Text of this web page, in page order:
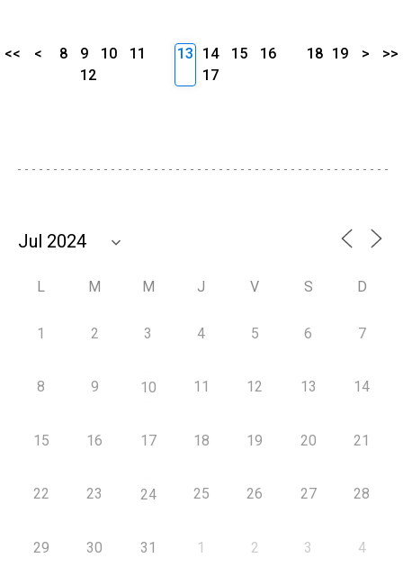
<< < 8 9 10
11
12
13 14 15
16
17
18 19 > >>
L M M J V S D
1 2 3 4 5 6 7
8 9 10 11 12 13 14
15 16 17 18 19 20 21
22 23 24 25 26 27 28
29 30 31 1 2 3 4